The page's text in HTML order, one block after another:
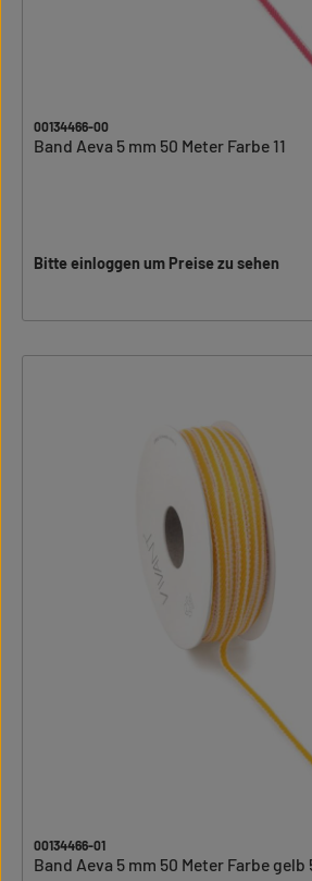
00134466-00
Band Aeva 5 mm 50 Meter Farbe 11
Bitte einloggen um Preise zu sehen
00134466-01
Band Aeva 5 mm 50 Meter Farbe gelb